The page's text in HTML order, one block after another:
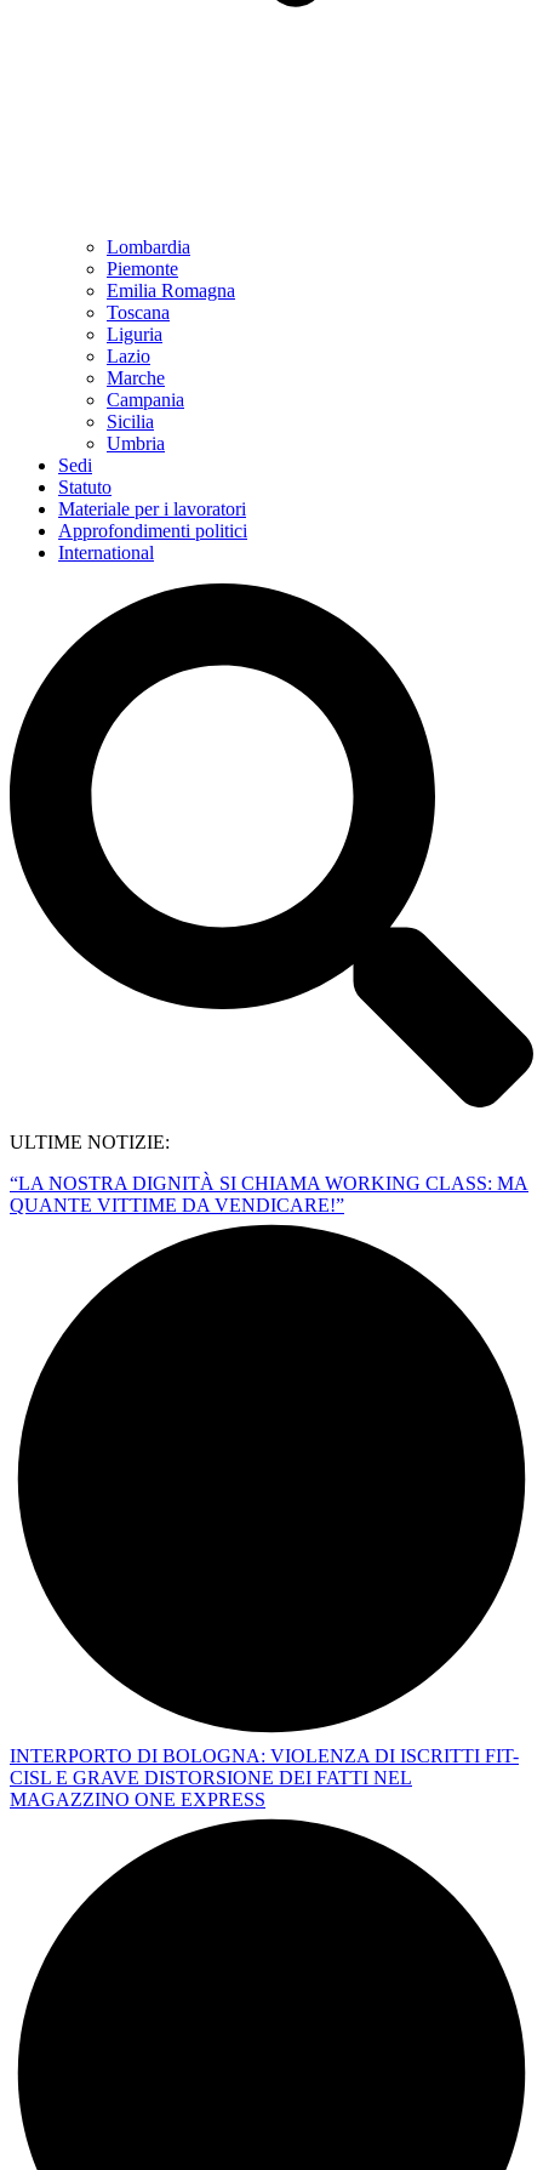
Lombardia
Piemonte
Emilia Romagna
Toscana
Liguria
Lazio
Marche
Campania
Sicilia
Umbria
Sedi
Statuto
Materiale per i lavoratori
Approfondimenti politici
International
ULTIME NOTIZIE:
“LA NOSTRA DIGNITÀ SI CHIAMA WORKING CLASS: MA
QUANTE VITTIME DA VENDICARE!”
INTERPORTO DI BOLOGNA: VIOLENZA DI ISCRITTI FIT-
CISL E GRAVE DISTORSIONE DEI FATTI NEL
MAGAZZINO ONE EXPRESS